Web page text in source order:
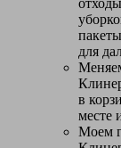
для
в
месте
Моем